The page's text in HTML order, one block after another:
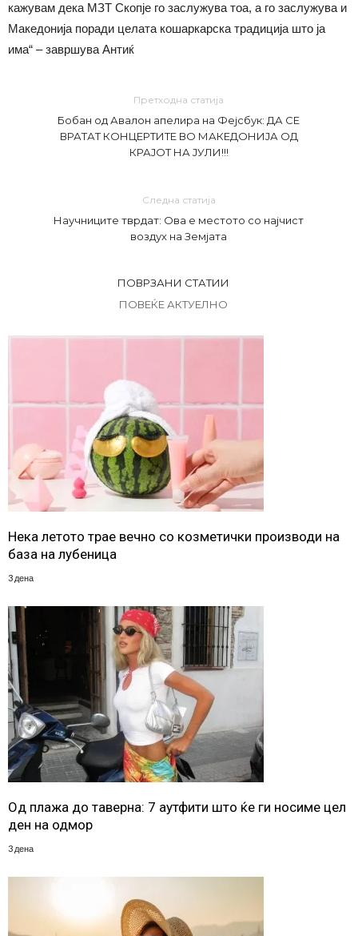
кажувам дека МЗТ Скопје го заслужува тоа, а го заслужува и
Македонија поради целата кошаркарска традиција што ја
има“ – завршува Антиќ
Претходна статија
Бобан од Авалон апелира на Фејсбук: ДА СЕ
ВРАТАТ КОНЦЕРТИТЕ ВО МАКЕДОНИЈА ОД
КРАЈОТ НА ЈУЛИ!!!
Следна статија
Научниците тврдат: Ова е местото со најчист
воздух на Земјата
ПОВРЗАНИ СТАТИИ
ПОВЕЌЕ АКТУЕЛНО
Нека летото трае вечно со козметички производи на
база на лубеница
3 дена
Од плажа до таверна: 7 аутфити што ќе ги носиме цел
ден на одмор
3 дена